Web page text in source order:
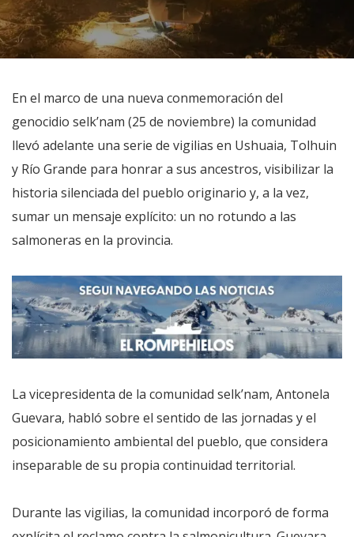
En el marco de una nueva conmemoración del
genocidio selk’nam (25 de noviembre) la comunidad
llevó adelante una serie de vigilias en Ushuaia, Tolhuin
y Río Grande para honrar a sus ancestros, visibilizar la
historia silenciada del pueblo originario y, a la vez,
sumar un mensaje explícito: un no rotundo a las
salmoneras en la provincia.
La vicepresidenta de la comunidad selk’nam, Antonela
Guevara, habló sobre el sentido de las jornadas y el
posicionamiento ambiental del pueblo, que considera
inseparable de su propia continuidad territorial.
Durante las vigilias, la comunidad incorporó de forma